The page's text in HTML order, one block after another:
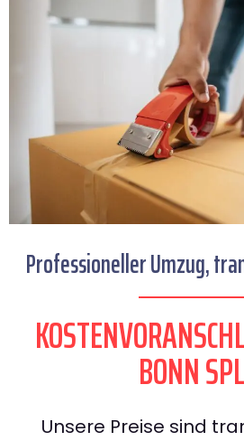
Professioneller Umzug,
BONN
Unsere Preise sind